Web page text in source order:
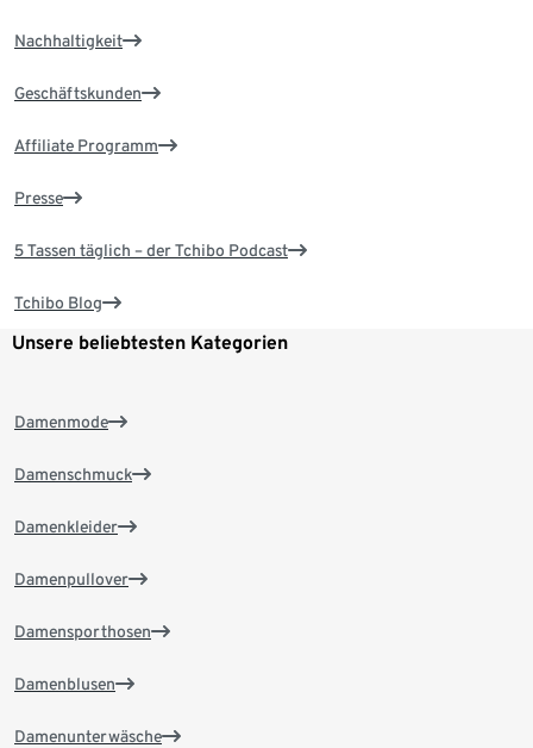
Nachhaltigkeit
Geschäftskunden
Affiliate Programm
Presse
5 Tassen täglich – der Tchibo Podcast
Tchibo Blog
Unsere beliebtesten Kategorien
Damenmode
Damenschmuck
Damenkleider
Damenpullover
Damensporthosen
Damenblusen
Damenunterwäsche